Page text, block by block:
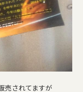
売されてますが